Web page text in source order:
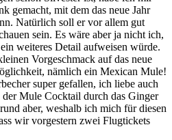
gemacht, mit dem das neue Jahr
Natürlich soll er vor allem gut
sein. Es wäre aber ja nicht ich,
weiteres Detail aufweisen würde.
Vorgeschmack auf das neue
nämlich ein Mexican Mule!
super gefallen, ich liebe auch
der Mule Cocktail durch das Ginger
aber, weshalb ich mich für diesen
wir vorgestern zwei Flugtickets